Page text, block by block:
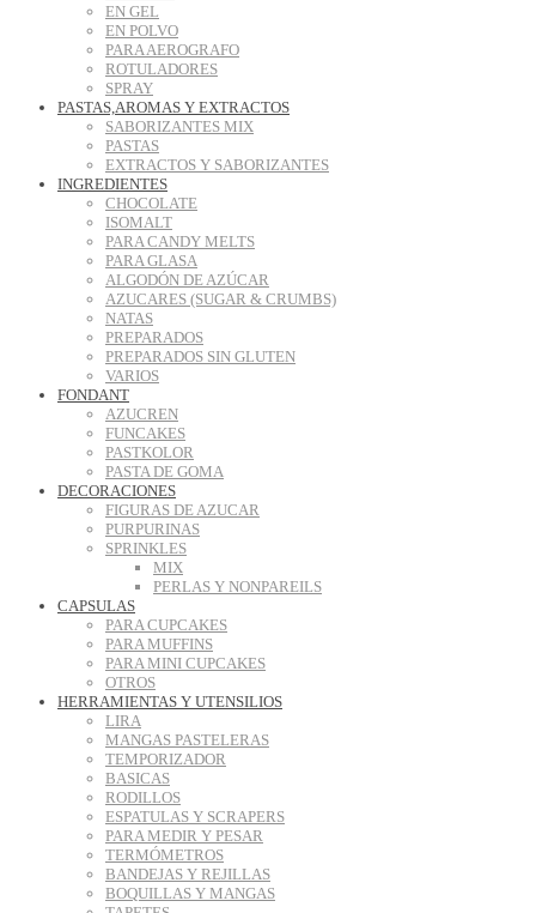
EN GEL
EN POLVO
PARA AEROGRAFO
ROTULADORES
SPRAY
PASTAS,AROMAS Y EXTRACTOS
SABORIZANTES MIX
PASTAS
EXTRACTOS Y SABORIZANTES
INGREDIENTES
CHOCOLATE
ISOMALT
PARA CANDY MELTS
PARA GLASA
ALGODÓN DE AZÚCAR
AZUCARES (SUGAR & CRUMBS)
NATAS
PREPARADOS
PREPARADOS SIN GLUTEN
VARIOS
FONDANT
AZUCREN
FUNCAKES
PASTKOLOR
PASTA DE GOMA
DECORACIONES
FIGURAS DE AZUCAR
PURPURINAS
SPRINKLES
MIX
PERLAS Y NONPAREILS
CAPSULAS
PARA CUPCAKES
PARA MUFFINS
PARA MINI CUPCAKES
OTROS
HERRAMIENTAS Y UTENSILIOS
LIRA
MANGAS PASTELERAS
TEMPORIZADOR
BASICAS
RODILLOS
ESPATULAS Y SCRAPERS
PARA MEDIR Y PESAR
TERMÓMETROS
BANDEJAS Y REJILLAS
BOQUILLAS Y MANGAS